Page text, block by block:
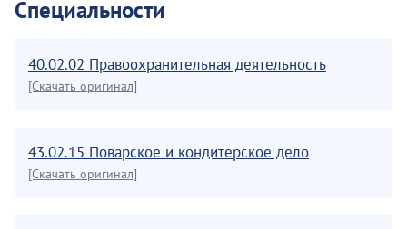
Специальности
40.02.02 Правоохранительная деятельность
[Скачать оригинал]
43.02.15 Поварское и кондитерское дело
[Скачать оригинал]